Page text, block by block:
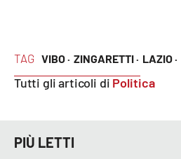
Destinazioni
Food
TAG VIBO · ZINGARETTI · LAZIO ·
Tutti gli articoli di Politica
PIÙ LETTI